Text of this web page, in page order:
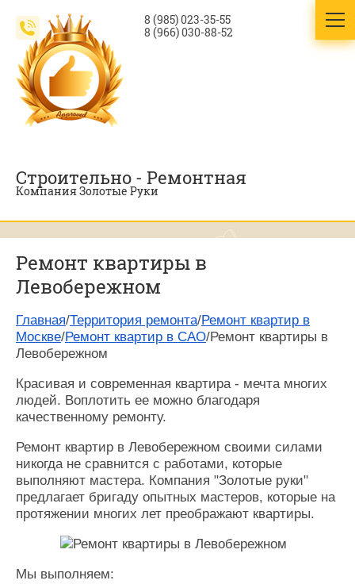
Строительно - Ремонтная
Компания Золотые Руки
8 (985) 023-35-55
8 (966) 030-88-52
Ремонт квартиры в
Левобережном
Главная/Территория ремонта/Ремонт квартир в
Москве/Ремонт квартир в САО/Ремонт квартиры в
Левобережном
Красивая и современная квартира - мечта многих
людей. Воплотить ее можно благодаря
качественному ремонту.
Ремонт квартир в Левобережном своими силами
никогда не сравнится с работами, которые
выполняют мастера. Компания "Золотые руки"
предлагает бригаду опытных мастеров, которые на
протяжении многих лет преображают квартиры.
Мы выполняем: